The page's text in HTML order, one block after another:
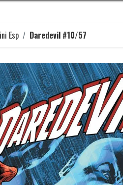
Esp Daredevil #10/57